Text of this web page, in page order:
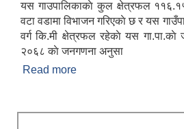
यस गाउपालिकाकाे कुल क्षेत्रफल
वटा वडामा विभाजन गरिएकाे छ र यस
वर्ग कि.मी क्षेत्रफल रहेकाे यस
२०६८ काे जनगणना अनुसा
Read more